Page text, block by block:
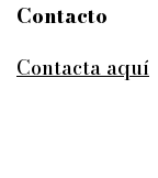
Contacto
Contacta aquí